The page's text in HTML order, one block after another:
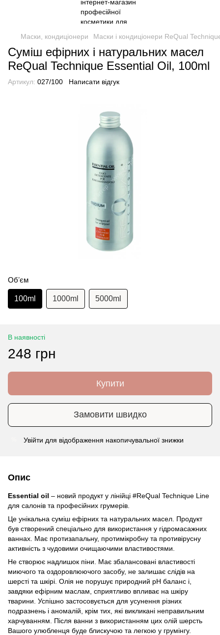
Маски, кондиціонери Маски і кондиціонери ReQual
Суміш ефірних і натуральних масел
ReQual Technique Essential Oil, 100ml
Артикул: 027/100 Написати відгук
Обʼєм
100ml 1000ml 5000ml
В наявності
248 грн
Купити
Замовити швидко
Увійти для відображення накопичувальної знижки
Опис
Essential oil – новий продукт у лінійці #ReQual Technique Line
для салонів та професійних грумерів.
Це унікальна суміш ефірних та натуральних масел. Продукт
був створений спеціально для використання у гідромасажних
ваннах. Має протизапальну, протимікробну та противірусну
активність з чудовими очищаючими властивостями.
Не створює надлишок піни. Має збалансовані властивості
миючого та оздоровлюючого засобу, не залишає слідів на
шерсті та шкірі. Олія не порушує природний рН баланс і,
завдяки ефірним маслам, сприятливо впливає на шкіру
тварини. Успішно застосовується для усунення різних
подразнень і аномалій, крім тих, які викликані неправильним
харчуванням. Після ванни з використанням цих олій шерсть
Вашого улюбленця буде блискучою та легкою у грумінгу.